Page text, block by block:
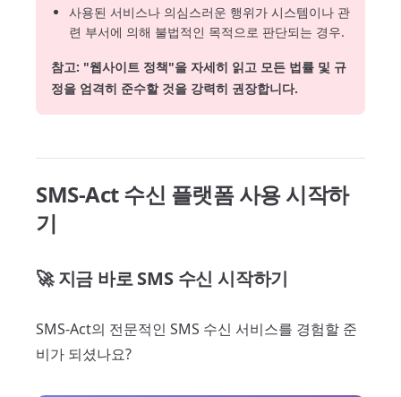
사용된 서비스나 의심스러운 행위가 시스템이나 관
련 부서에 의해 불법적인 목적으로 판단되는 경우.
참고: "웹사이트 정책"을 자세히 읽고 모든 법률 및 규
정을 엄격히 준수할 것을 강력히 권장합니다.
SMS-Act 수신 플랫폼 사용 시작하
기
🚀 지금 바로 SMS 수신 시작하기
SMS-Act의 전문적인 SMS 수신 서비스를 경험할 준
비가 되셨나요?